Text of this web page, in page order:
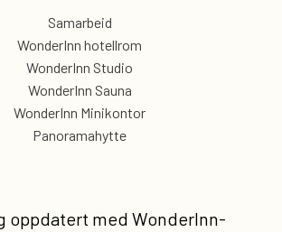
Samarbeid
WonderInn hotellrom
WonderInn Studio
WonderInn Sauna
WonderInn Minikontor
Panoramahytte
oppdatert med WonderInn-